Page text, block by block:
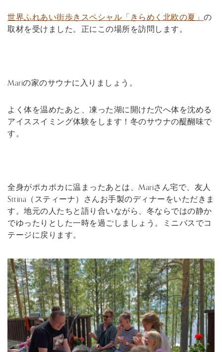
世界ふれあい街歩きスペシャル「きらめく北欧の夏」の
取材を受けました。正にこの場所を訪問します。
Mariの家のサウナに入りましょう。
よく体を温めたあと、凍った湖に開けた穴へ体を沈める
アイススイミング体験をします！冬のサウナの醍醐味で
す。
全身がポカポカに温まったあとは、Mariさん宅で、友人
Sttina（スティーナ）さんお手製のディナーをいただきま
す。地元の人たちと語り合いながら、冬ならではの静か
でゆったりとした一時を過ごしましょう。ミニバスでコ
テージに戻ります。